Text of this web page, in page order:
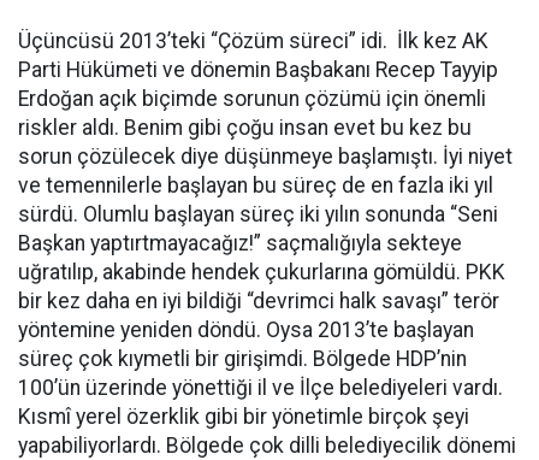
Üçüncüsü 2013’teki “Çözüm süreci” idi. İlk kez AK
Parti Hükümeti ve dönemin Başbakanı Recep Tayyip
Erdoğan açık biçimde sorunun çözümü için önemli
riskler aldı. Benim gibi çoğu insan evet bu kez bu
sorun çözülecek diye düşünmeye başlamıştı. İyi niyet
ve temennilerle başlayan bu süreç de en fazla iki yıl
sürdü. Olumlu başlayan süreç iki yılın sonunda “Seni
Başkan yaptırtmayacağız!” saçmalığıyla sekteye
uğratılıp, akabinde hendek çukurlarına gömüldü. PKK
bir kez daha en iyi bildiği “devrimci halk savaşı” terör
yöntemine yeniden döndü. Oysa 2013’te başlayan
süreç çok kıymetli bir girişimdi. Bölgede HDP’nin
100’ün üzerinde yönettiği il ve İlçe belediyeleri vardı.
Kısmî yerel özerklik gibi bir yönetimle birçok şeyi
yapabiliyorlardı. Bölgede çok dilli belediyecilik dönemi